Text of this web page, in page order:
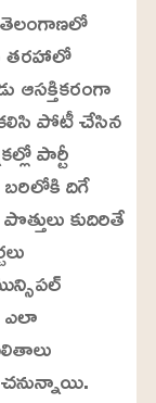
తరహాలో
ఆసక్తికరంగా
పోటీ చేసిన
పార్టీ
బరిలోకి దిగే
కుదిరితే
ఎలా